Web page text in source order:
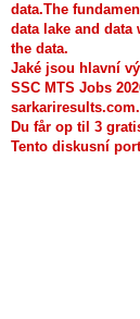
data.The
data lake and data
the data.
Jaké jsou hlavní
SSC MTS Jobs
Du får op til 3
Tento diskusní